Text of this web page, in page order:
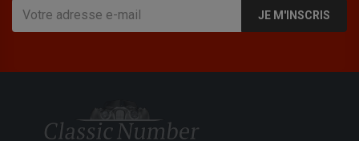
JE M'INSCRIS